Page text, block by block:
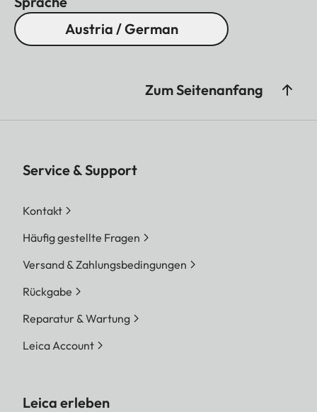
Austria / German
Zum Seitenanfang
Service & Support
Kontakt
Häufig gestellte Fragen
Versand & Zahlungsbedingungen
Rückgabe
Reparatur & Wartung
Leica Account
Leica erleben